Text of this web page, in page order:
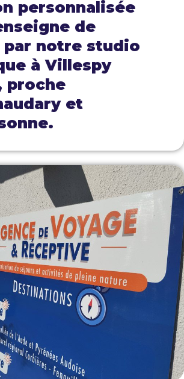
personnalisée
de
par notre studio
à Villespy
proche
et